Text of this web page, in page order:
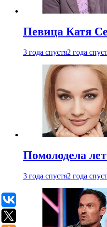
Певица Катя
3 года спустя2 года
Помолодела
3 года спустя2 года